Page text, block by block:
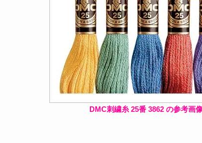
DMC刺繍糸 25番 3862 の参考画